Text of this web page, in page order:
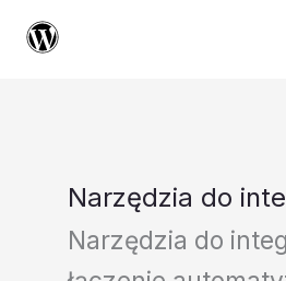
treści
Narzędzia do
Narzędzia do